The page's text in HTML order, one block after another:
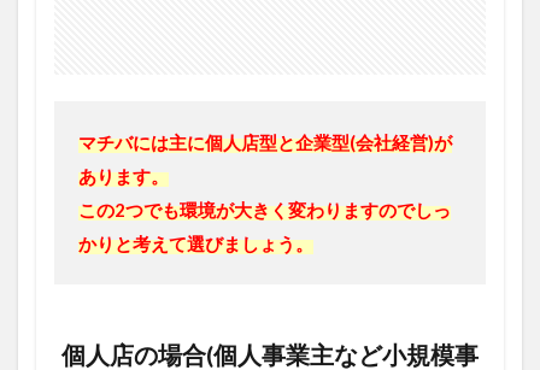
マチバには主に個人店型と企業型(会社経営)が
あります。
この2つでも環境が大きく変わりますのでしっ
かりと考えて選びましょう。
個人店の場合(個人事業主など小規模事